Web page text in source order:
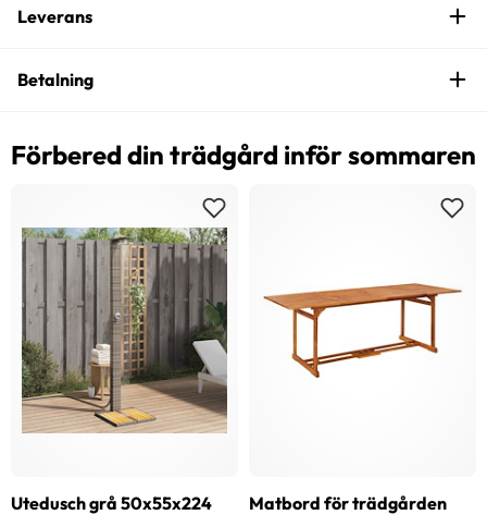
Leverans
Betalning
Förbered din trädgård inför sommaren
Utedusch grå 50x55x224
Matbord för trädgården